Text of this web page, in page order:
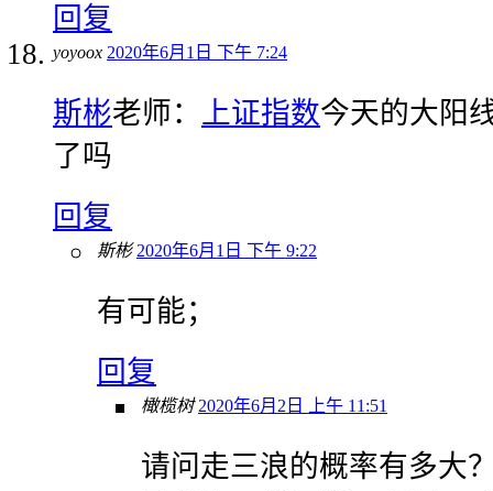
回复
yoyoox 2020年6月1日 下午 7:24
斯彬老师： 上证指数今天的大阳
了吗
回复
斯彬 2020年6月1日 下午 9:22
有可能；
回复
橄榄树 2020年6月2日 上午 11:51
请问走三浪的概率有多大